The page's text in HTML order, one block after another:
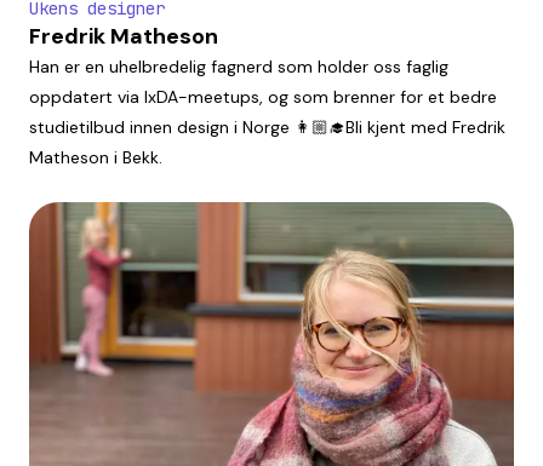
Ukens designer
Fredrik Matheson
Han er en uhelbredelig fagnerd som holder oss faglig
oppdatert via IxDA-meetups, og som brenner for et bedre
studietilbud innen design i Norge 👩🏼‍🎓Bli kjent med Fredrik
Matheson i Bekk.